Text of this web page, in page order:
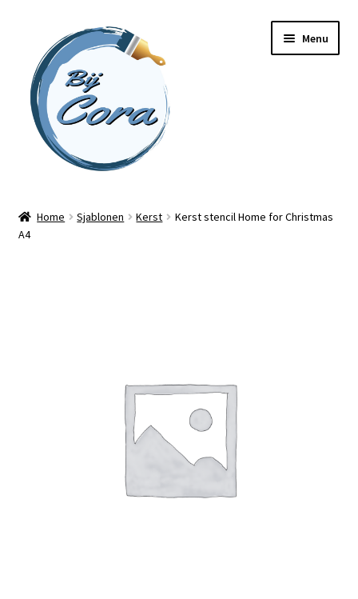
naar
navigatie
inhoud
Menu
Workshops
Home Sjablonen Kerst
Kerst stencil Home for Christmas
A4